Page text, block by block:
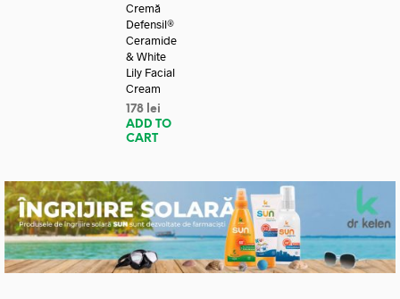
Cremă
Defensil®
Ceramide
& White
Lily Facial
Cream
178 lei
ADD TO
CART